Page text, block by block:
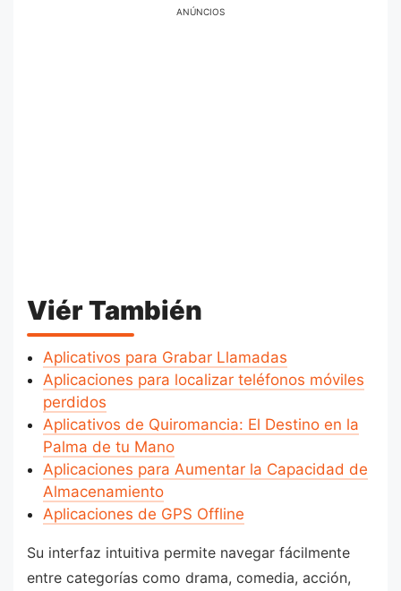
ANÚNCIOS
Viér También
Aplicativos para Grabar Llamadas
Aplicaciones para localizar teléfonos móviles
perdidos
Aplicativos de Quiromancia: El Destino en la
Palma de tu Mano
Aplicaciones para Aumentar la Capacidad de
Almacenamiento
Aplicaciones de GPS Offline
Su interfaz intuitiva permite navegar fácilmente
entre categorías como drama, comedia, acción,